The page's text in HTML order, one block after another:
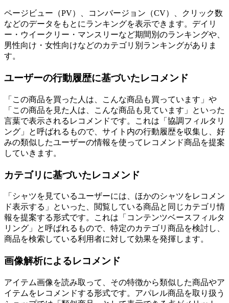
ページビュー（PV）、コンバージョン（CV）、クリック数
などのデータをもとにランキングを表示できます。デイリ
ー・ウイークリー・マンスリーなど期間別のランキングや、
男性向け・女性向けなどのカテゴリ別ランキングがありま
す。
ユーザーの行動履歴に基づいたレコメンド
「この商品を買った人は、こんな商品も買っています」や
「この商品を見た人は、こんな商品も見ています」といった
言葉で表示されるレコメンドです。これは「協調フィルタリ
ング」と呼ばれるもので、サイト内の行動履歴を収集し、好
みの類似したユーザーの情報を使ってレコメンド商品を提案
していきます。
カテゴリに基づいたレコメンド
「シャツを見ているユーザーには、ほかのシャツをレコメン
ド表示する」といった、閲覧している商品と同じカテゴリ情
報を提案する形式です。これは「コンテンツベースフィルタ
リング」と呼ばれるもので、特定のカテゴリ商品を検討し、
商品を検索している利用者に対して効果を発揮します。
画像解析によるレコメンド
アイテム画像を読み取って、その特徴から類似した商品やア
イテムをレコメンドする形式です。アパレル商品を取り扱う